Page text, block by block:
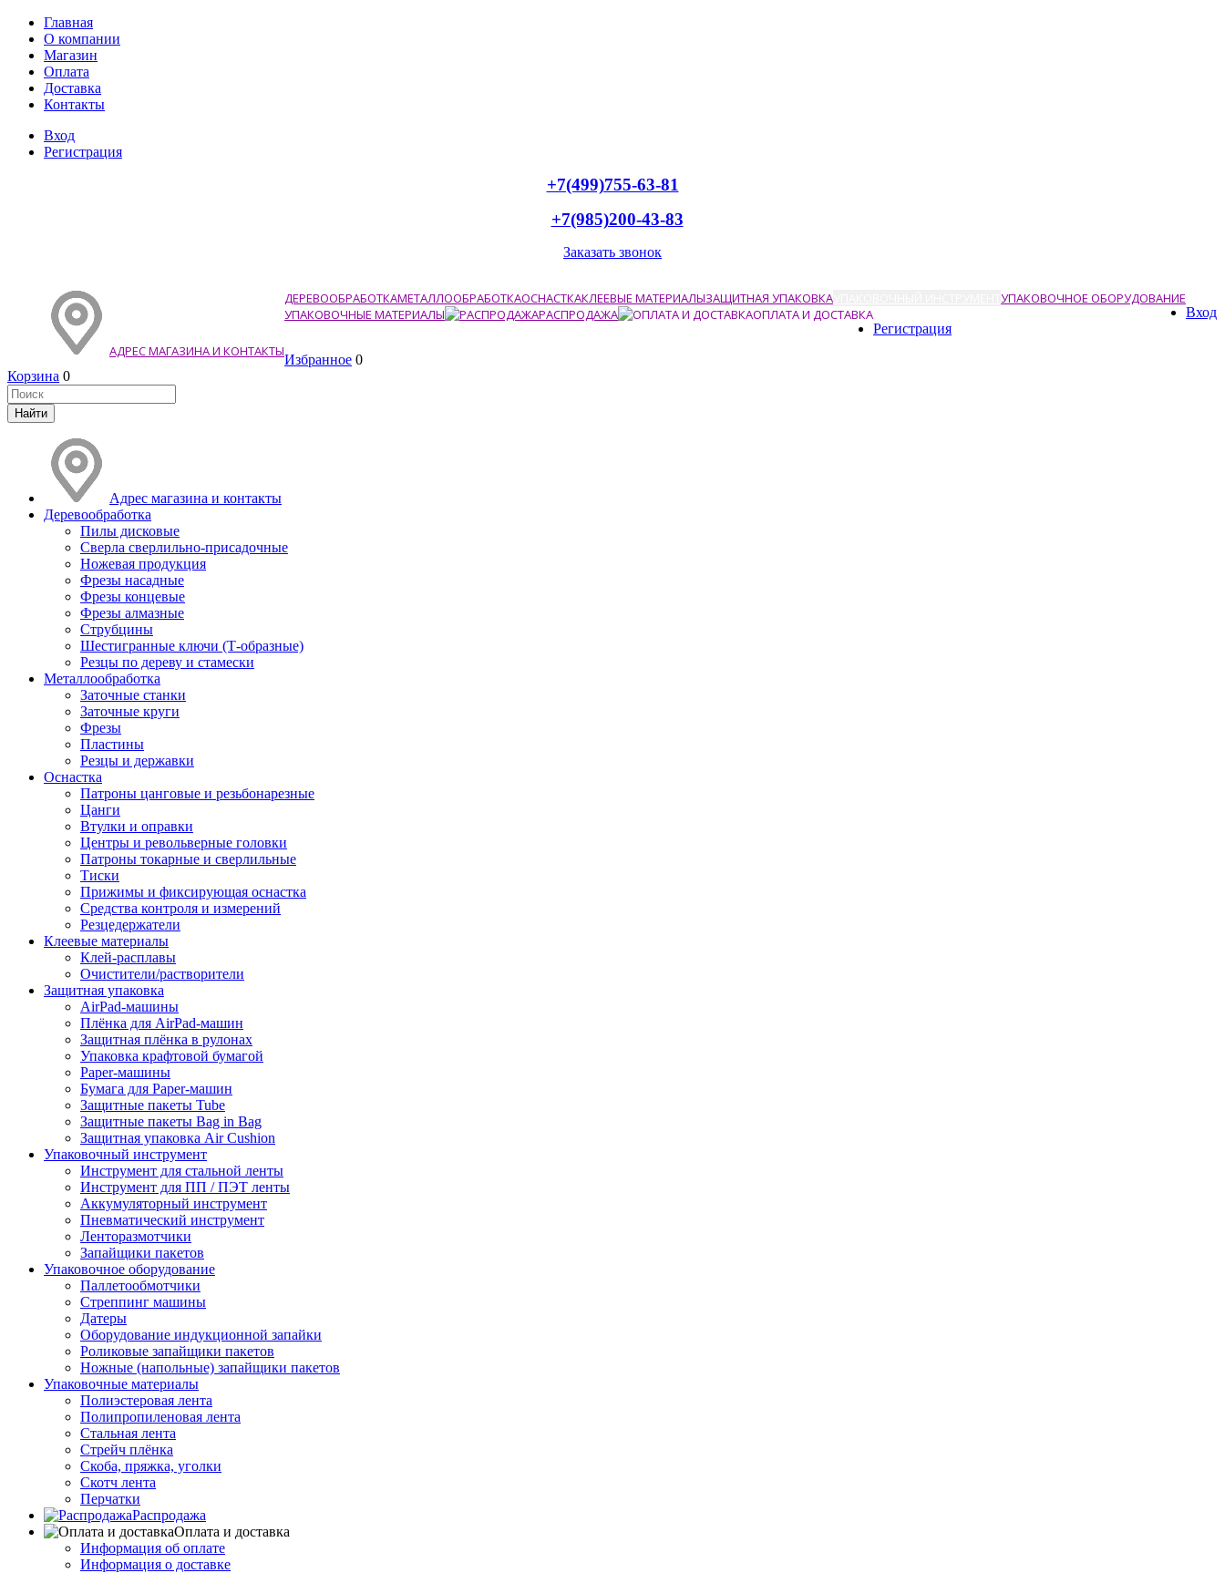
Главная
О компании
Магазин
Оплата
Доставка
Контакты
Вход
Регистрация
+7(499)755-63-81
+7(985)200-43-83
Заказать звонок
АДРЕС МАГАЗИНА И КОНТАКТЫ
ДЕРЕВООБРАБОТКАМЕТАЛЛООБРАБОТКАОСНАСТКАКЛЕЕВЫЕ МАТЕРИАЛЫЗАЩИТНАЯ УПАКОВКА
УПАКОВОЧНОЕ ОБОРУДОВАНИЕ
УПАКОВОЧНЫЕ МАТЕРИАЛЫ
РАСПРОДАЖА ОПЛАТА И ДОСТАВКА
Вход
Регистрация
Избранное 0
Корзина 0
Адрес магазина и контакты
Деревообработка
Пилы дисковые
Сверла сверлильно-присадочные
Ножевая продукция
Фрезы насадные
Фрезы концевые
Фрезы алмазные
Струбцины
Шестигранные ключи (Т-образные)
Резцы по дереву и стамески
Металлообработка
Заточные станки
Заточные круги
Фрезы
Пластины
Резцы и державки
Оснастка
Патроны цанговые и резьбонарезные
Цанги
Втулки и оправки
Центры и револьверные головки
Патроны токарные и сверлильные
Тиски
Прижимы и фиксирующая оснастка
Средства контроля и измерений
Резцедержатели
Клеевые материалы
Клей-расплавы
Очистители/растворители
Защитная упаковка
AirPad-машины
Плёнка для AirPad-машин
Защитная плёнка в рулонах
Упаковка крафтовой бумагой
Paper-машины
Бумага для Paper-машин
Защитные пакеты Tube
Защитные пакеты Bag in Bag
Защитная упаковка Air Cushion
Упаковочный инструмент
Инструмент для стальной ленты
Инструмент для ПП / ПЭТ ленты
Аккумуляторный инструмент
Пневматический инструмент
Ленторазмотчики
Запайщики пакетов
Упаковочное оборудование
Паллетообмотчики
Стреппинг машины
Датеры
Оборудование индукционной запайки
Роликовые запайщики пакетов
Ножные (напольные) запайщики пакетов
Упаковочные материалы
Полиэстеровая лента
Полипропиленовая лента
Стальная лента
Стрейч плёнка
Скоба, пряжка, уголки
Скотч лента
Перчатки
Распродажа
Оплата и доставка
Информация об оплате
Информация о доставке